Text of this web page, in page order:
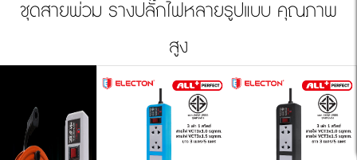
ชุดสายพ่วม รางปลั๊กไฟหลายรูปแบบ คุณภาพ
สูง